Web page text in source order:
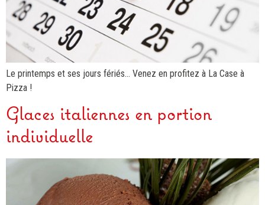
Le printemps et ses jours fériés… Venez en profitez à La Case à
Pizza !
Glaces italiennes en portion
individuelle